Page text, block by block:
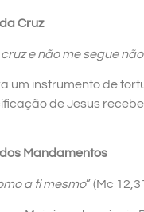
Cruz
e não me segue
um instrumento de
de Jesus
Mandamentos
a ti mesmo” (Mc